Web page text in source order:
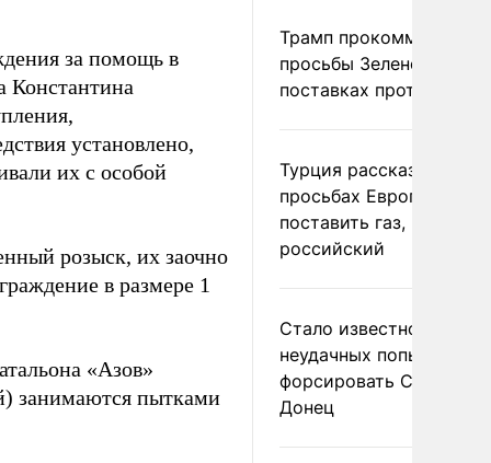
за помощь в
Константина
установлено,
их с особой
розыск, их заочно
в размере 1
«Азов»
занимаются пытками
Трамп
просьбы Зеленского о
поставках
Турция рассказала о
просьбах Европы
поставить газ, но не
российский
Стало известно о
неудачных попытках
форсировать
Донец